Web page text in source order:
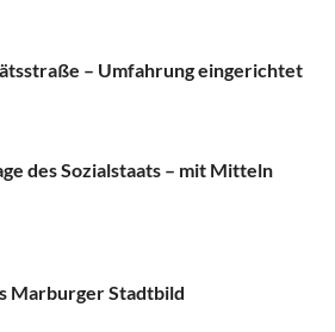
­– Umfahrung eingerichtet
des Sozialstaats – mit Mitteln
Marburger Stadtbild